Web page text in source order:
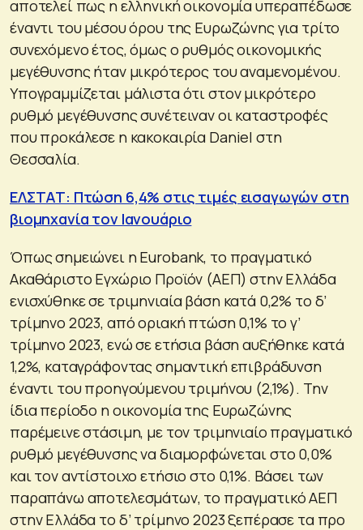
αποτελεί πως η ελληνική οικονομία υπεραπέδωσε
έναντι του μέσου όρου της Ευρωζώνης για τρίτο
συνεχόμενο έτος, όμως ο ρυθμός οικονομικής
μεγέθυνσης ήταν μικρότερος του αναμενομένου.
Υπογραμμίζεται μάλιστα ότι στον μικρότερο
ρυθμό μεγέθυνσης συνέτειναν οι καταστροφές
που προκάλεσε η κακοκαιρία Daniel στη
Θεσσαλία.
ΕΛΣΤΑΤ: Πτώση 6,4% στις τιμές εισαγωγών στη
βιομηχανία τον Ιανουάριο
Όπως σημειώνει η Eurobank, το πραγματικό
Ακαθάριστο Εγχώριο Προϊόν (ΑΕΠ) στην Ελλάδα
ενισχύθηκε σε τριμηνιαία βάση κατά 0,2% το δ’
τρίμηνο 2023, από οριακή πτώση 0,1% το γ’
τρίμηνο 2023, ενώ σε ετήσια βάση αυξήθηκε κατά
1,2%, καταγράφοντας σημαντική επιβράδυνση
έναντι του προηγούμενου τριμήνου (2,1%). Την
ίδια περίοδο η οικονομία της Ευρωζώνης
παρέμεινε στάσιμη, με τον τριμηνιαίο πραγματικό
ρυθμό μεγέθυνσης να διαμορφώνεται στο 0,0%
και τον αντίστοιχο ετήσιο στο 0,1%. Βάσει των
παραπάνω αποτελεσμάτων, το πραγματικό ΑΕΠ
στην Ελλάδα το δ’ τρίμηνο 2023 ξεπέρασε τα προ